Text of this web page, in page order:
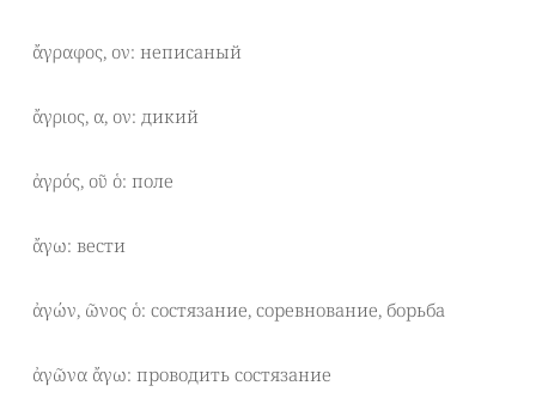
ἄγραφος, ον: неписаный
ἄγριος, α, ον: дикий
ἀγρός, οῦ ὁ: поле
ἄγω: вести
ἀγών, ῶνος ὁ: состязание, соревнование, борьба
ἀγῶνα ἄγω: проводить состязание